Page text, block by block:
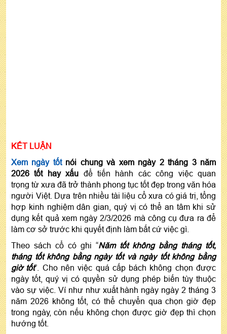
KẾT LUẬN
Xem ngày tốtnói chung và xem ngày 2 tháng 3 năm
2026 tốt hay xấu để tiến hành các công việc quan
trọng từ xưa đã trở thành phong tục tốt đẹp trong văn hóa
người Việt. Dựa trên nhiều tài liệu cổ xưa có giá trị, tổng
hợp kinh nghiệm dân gian, quý vị có thể an tâm khi sử
dụng kết quả xem ngày 2/3/2026 mà công cụ đưa ra để
làm cơ sở trước khi quyết định làm bất cứ việc gì.
Theo sách cổ có ghi “Năm tốt không bằng tháng tốt,
tháng tốt không bằng ngày tốt và ngày tốt không bằng
giờ tốt”. Cho nên việc quá cấp bách không chọn được
ngày tốt, quý vị có quyền sử dụng phép biến tùy thuộc
vào sự việc. Ví như như xuất hành ngày ngày 2 tháng 3
năm 2026 không tốt, có thể chuyển qua chọn giờ đẹp
trong ngày, còn nếu không chọn được giờ đẹp thì chọn
hướng tốt.